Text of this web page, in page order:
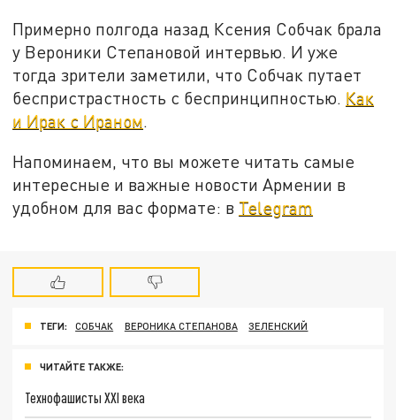
Примерно полгода назад Ксения Собчак брала
у Вероники Степановой интервью. И уже
тогда зрители заметили, что Собчак путает
беспристрастность с беспринципностью. Как
и Ирак с Ираном.
Напоминаем, что вы можете читать самые
интересные и важные новости Армении в
удобном для вас формате: в Telegram
ТЕГИ: СОБЧАК ВЕРОНИКА СТЕПАНОВА ЗЕЛЕНСКИЙ
ЧИТАЙТЕ ТАКЖЕ:
Технофашисты XXI века